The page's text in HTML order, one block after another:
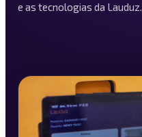
e as tecnologias da Lauduz.